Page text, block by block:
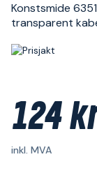
Konstsmide
transparent
124 kr
inkl. MVA